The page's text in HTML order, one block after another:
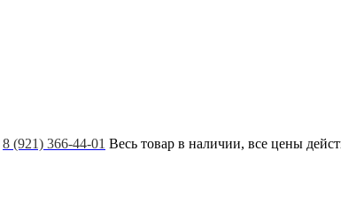
8 (921) 366-44-01 Весь товар в наличии, все цены